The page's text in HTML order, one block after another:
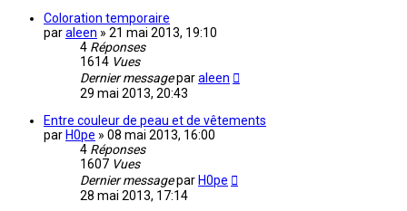
Coloration temporaire
paraleen » 21 mai 2013, 19:10
4 Réponses
1614 Vues
Dernier messageparaleen
29 mai 2013, 20:43
Entre couleur de peau et de vêtements
par H0pe » 08 mai 2013, 16:00
4 Réponses
1607 Vues
Dernier messagepar H0pe
28 mai 2013, 17:14